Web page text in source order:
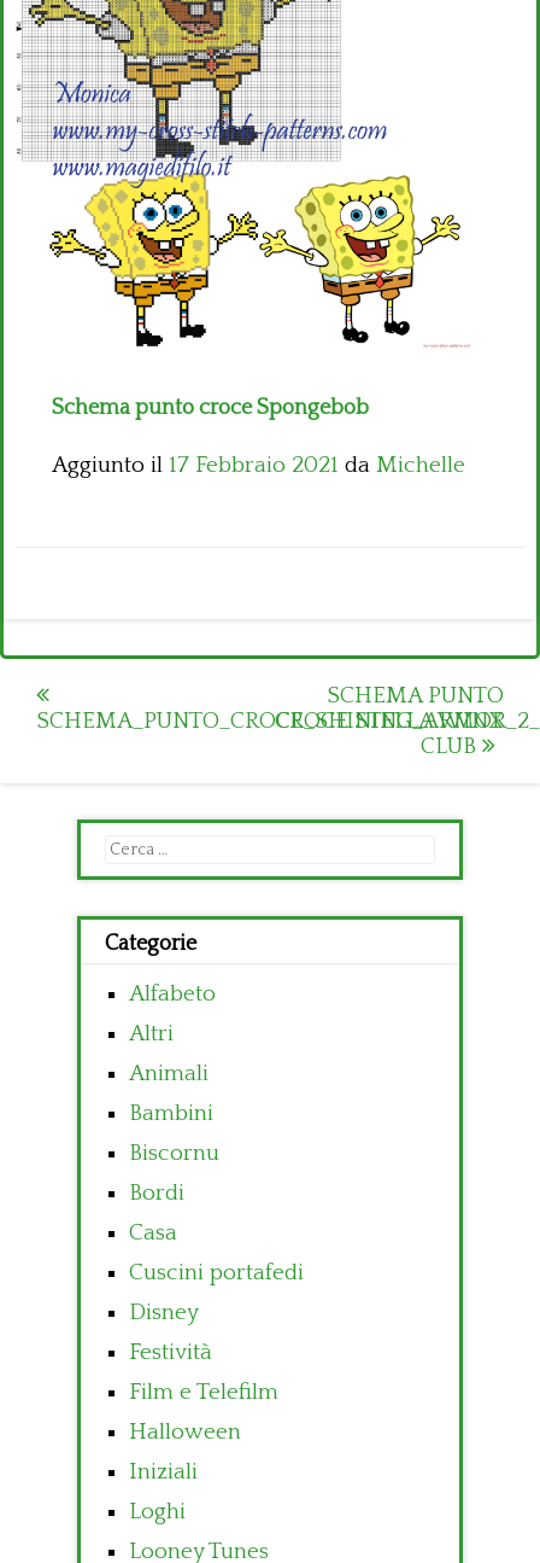
Disney
Thun
Schema punto croce Spongebob
Aggiunto il 17 Febbraio 2021 da Michelle
Post
navigation
SCHEMA PUNTO
CROCE STELLA WINX
CLUB
Ricerca
per:
Categorie
Alfabeto
Altri
Animali
Bambini
Biscornu
Bordi
Casa
Cuscini portafedi
Disney
Festività
Film e Telefilm
Halloween
Iniziali
Loghi
Looney Tunes